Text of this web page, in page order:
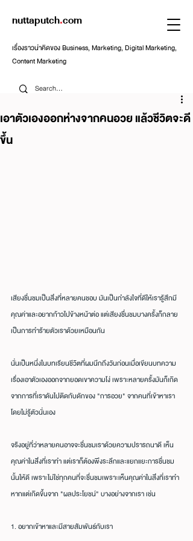
nuttaputch.com
เรื่องราวน่าคิดของ Business, Marketing, Digital Marketing,
Content Marketing
เอาตัวเองออกห่างจากคนอวย แล้วชีวิตจะดี
ขึ้น
เสียงชื่นชมเป็นสิ่งที่หลายคนชอบ มันเป็นกำลังใจที่ดีให้เรารู้สึกมี
คุณค่าและอยากก้าวไปข้างหน้าต่อ แต่เสียงชื่นชมบางครั้งก็กลาย
เป็นการทำร้ายตัวเราด้วยเหมือนกัน
นั่นเป็นหนึ่งในบทเรียนชีวิตที่ผมนึกถึงวันก่อนเมื่อเขียนบทความ
เรื่องเอาตัวเองออกจากยอดเขาความโง่ เพราะหลายครั้งมันก็เกิด
จากการที่เราดันไปติดกับดักของ "การอวย" จากคนที่เข้าหาเรา
โดยไม่รู้ตัวนั่นเอง
จริงอยู่ที่ว่าหลายคนอาจจะชื่นชมเราด้วยความปรารถนาดี เห็น
คุณค่าในสิ่งที่เราทำ แต่เราก็ต้องพึงระลึกและแยกแยะการชื่นชม
นั้นให้ดี เพราะไม่ใช่ทุกคนที่จะชื่นชมเพราะเห็นคุณค่าในสิ่งที่เราทำ
หากแต่เกิดขึ้นจาก "ผลประโยชน์" บางอย่างจากเรา เช่น
1. อยากเข้าหาและมีสายสัมพันธ์กับเรา